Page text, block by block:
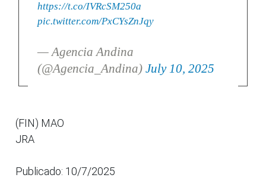
https://t.co/IVRcSM250a
pic.twitter.com/PxCYsZnJqy
— Agencia Andina
(@Agencia_Andina) July 10, 2025
(FIN) MAO
JRA
Publicado: 10/7/2025